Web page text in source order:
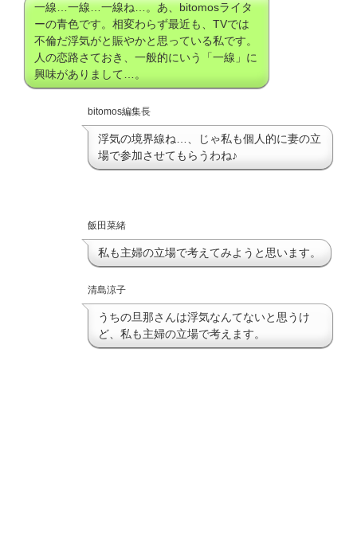
一線…一線…一線ね…。あ、bitomosライタ
ーの青色です。相変わらず最近も、TVでは
不倫だ浮気がと賑やかと思っている私です。
人の恋路さておき、一般的にいう「一線」に
興味がありまして…。
bitomos編集長
浮気の境界線ね…、じゃ私も個人的に妻の立
場で参加させてもらうわね♪
飯田菜緒
私も主婦の立場で考えてみようと思います。
清島涼子
うちの旦那さんは浮気なんてないと思うけ
ど、私も主婦の立場で考えます。